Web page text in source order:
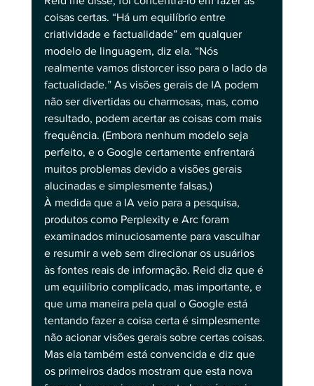
coisas certas. “Há um equilíbrio entre
criatividade e factualidade” em qualquer
modelo de linguagem, diz ela. “Nós
realmente vamos distorcer isso para o lado da
factualidade.” As visões gerais de IA podem
não ser divertidas ou charmosas, mas, como
resultado, podem acertar as coisas com mais
frequência. (Embora nenhum modelo seja
perfeito, e o Google certamente enfrentará
muitos problemas devido a visões gerais
alucinadas e simplesmente falsas.)
À medida que a IA veio para a pesquisa,
produtos como Perplexity e Arc foram
examinados minuciosamente para vasculhar
e resumir a web sem direcionar os usuários
às fontes reais de informação. Reid diz que é
um equilíbrio complicado, mas importante, e
que uma maneira pela qual o Google está
tentando fazer a coisa certa é simplesmente
não acionar visões gerais sobre certas coisas.
Mas ela também está convencida e diz que
os primeiros dados mostram que esta nova